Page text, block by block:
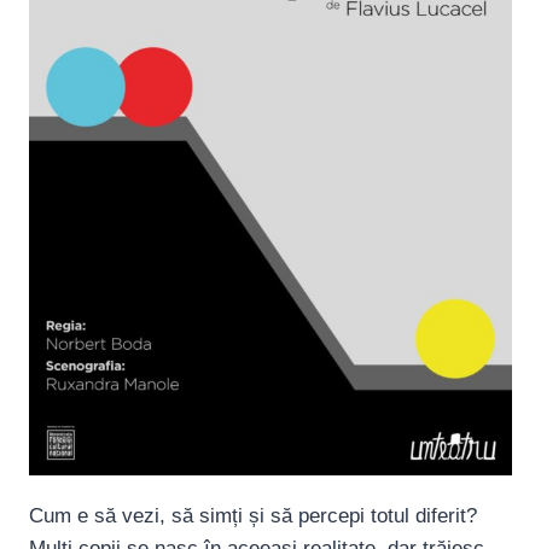
Cum e să vezi, să simți și să percepi totul diferit?